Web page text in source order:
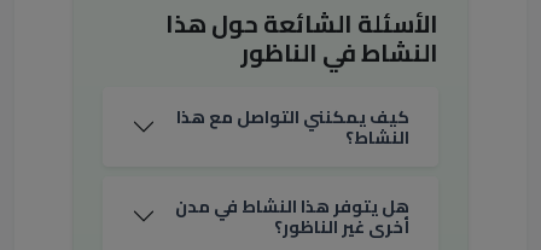
الأسئلة الشائعة حول هذا
النشاط في الناظور
كيف يمكنني التواصل مع هذا
النشاط؟
هل يتوفر هذا النشاط في مدن
أخرى غير الناظور؟